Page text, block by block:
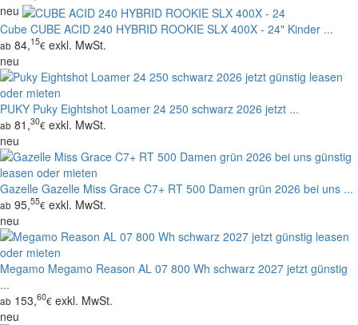
neu
Cube CUBE ACID 240 HYBRID ROOKIE SLX 400X - 24" Kinder ...
ab 84,15€ exkl. MwSt.
neu
PUKY Puky Eightshot Loamer 24 250 schwarz 2026 jetzt ...
ab 81,30€ exkl. MwSt.
neu
Gazelle Gazelle Miss Grace C7+ RT 500 Damen grün 2026 bei uns ...
ab 95,55€ exkl. MwSt.
neu
Megamo Megamo Reason AL 07 800 Wh schwarz 2027 jetzt günstig
...
ab 153,60€ exkl. MwSt.
neu